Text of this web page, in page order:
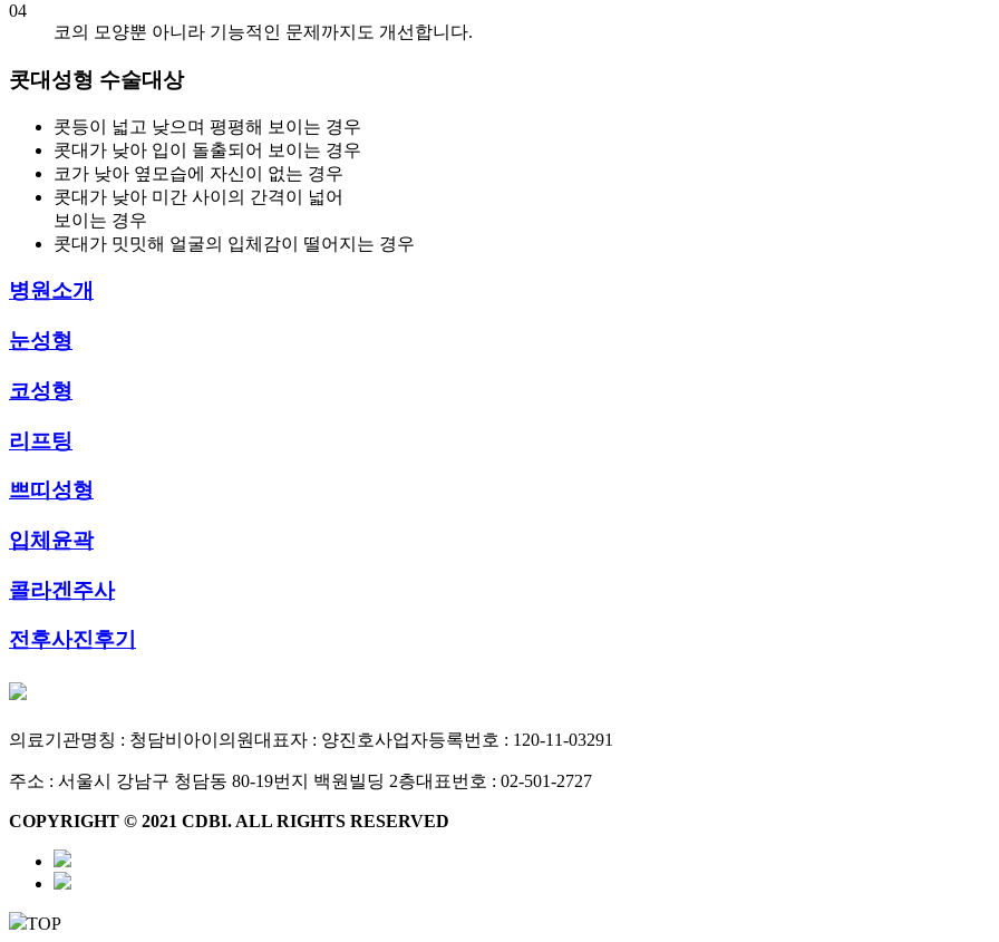
04
코의 모양뿐 아니라 기능적인 문제까지도 개선합니다.
콧대성형 수술대상
콧등이 넓고 낮으며 평평해 보이는 경우
콧대가 낮아 입이 돌출되어 보이는 경우
코가 낮아 옆모습에 자신이 없는 경우
콧대가 낮아 미간 사이의 간격이 넓어
보이는 경우
콧대가 밋밋해 얼굴의 입체감이 떨어지는 경우
병원소개
눈성형
코성형
리프팅
쁘띠성형
입체윤곽
콜라겐주사
전후사진후기
의료기관명칭 : 청담비아이의원대표자 : 양진호사업자등록번호 : 120-11-03291
주소 : 서울시 강남구 청담동 80-19번지 백원빌딩 2층대표번호 : 02-501-2727
COPYRIGHT © 2021 CDBI. ALL RIGHTS RESERVED
TOP